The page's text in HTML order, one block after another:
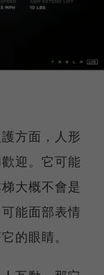
方面，人形
迎。它可能
大概不會是
能面部表情
的眼睛。